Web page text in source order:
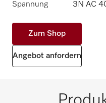
Spannung
3N AC
Zum Shop
Angebot anfordern